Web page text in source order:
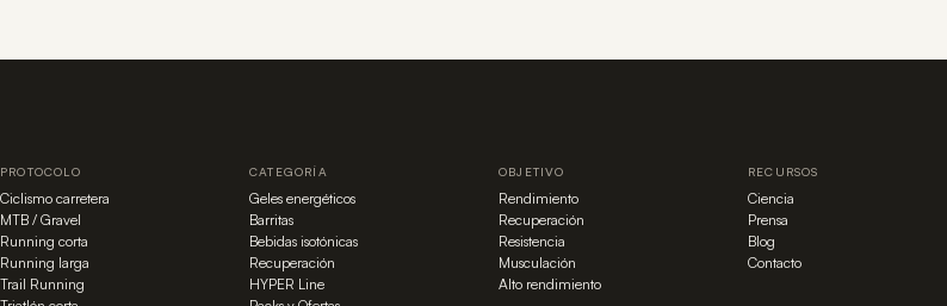
PROTOCOLO
Ciclismo carretera
MTB / Gravel
Running corta
Running larga
Trail Running
CATEGORÍA
Geles energéticos
Barritas
Bebidas isotónicas
Recuperación
HYPER Line
OBJETIVO
Rendimiento
Recuperación
Resistencia
Musculación
Alto rendimiento
RECURSOS
Ciencia
Prensa
Blog
Contacto